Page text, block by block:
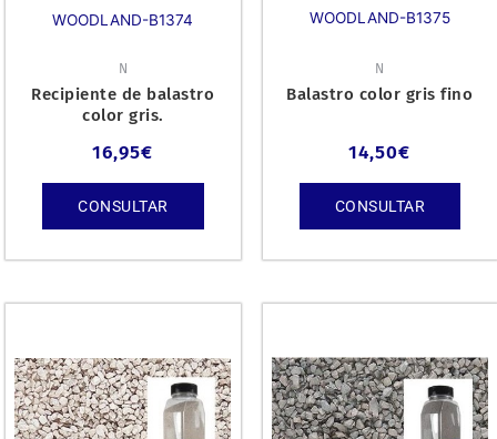
WOODLAND-B1374
N
Recipiente de balastro
color gris.
16,95€
CONSULTAR
WOODLAND-B1375
N
Balastro color gris fino
14,50€
CONSULTAR